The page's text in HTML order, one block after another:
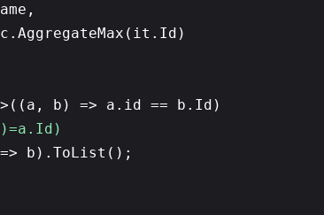
b) => a.id == b.Id)
b).ToList();